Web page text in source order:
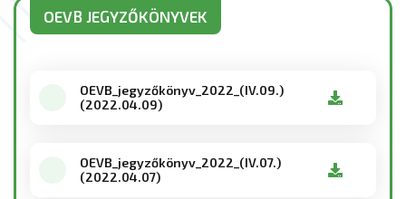
OEVB JEGYZŐKÖNYVEK
OEVB_jegyzőkönyv_2022_(IV.09.)
(2022.04.09)
OEVB_jegyzőkönyv_2022_(IV.07.)
(2022.04.07)